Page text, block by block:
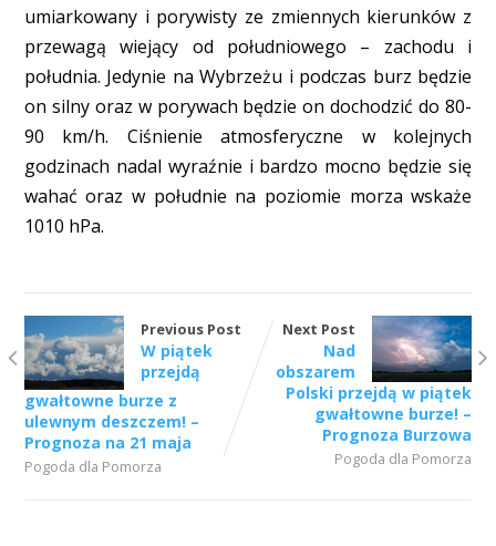
umiarkowany i porywisty ze zmiennych kierunków z
przewagą wiejący od południowego – zachodu i
południa. Jedynie na Wybrzeżu i podczas burz będzie
on silny oraz w porywach będzie on dochodzić do 80-
90 km/h. Ciśnienie atmosferyczne w kolejnych
godzinach nadal wyraźnie i bardzo mocno będzie się
wahać oraz w południe na poziomie morza wskaże
1010 hPa.
Previous Post
W piątek
przejdą
gwałtowne burze z
ulewnym deszczem! –
Prognoza na 21 maja
Pogoda dla Pomorza
Next Post
Nad
obszarem
Polski przejdą w piątek
gwałtowne burze! –
Prognoza Burzowa
Pogoda dla Pomorza